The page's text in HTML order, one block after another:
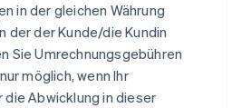
in der gleichen Währung
der der Kunde/die Kundin
Sie Umrechnungsgebühren
möglich, wenn Ihr
Abwicklung in dieser